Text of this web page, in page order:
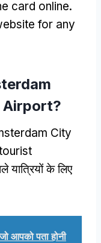
card online.
for any
Airport?
City
यात्रियों के लिए
आपको पता होनी